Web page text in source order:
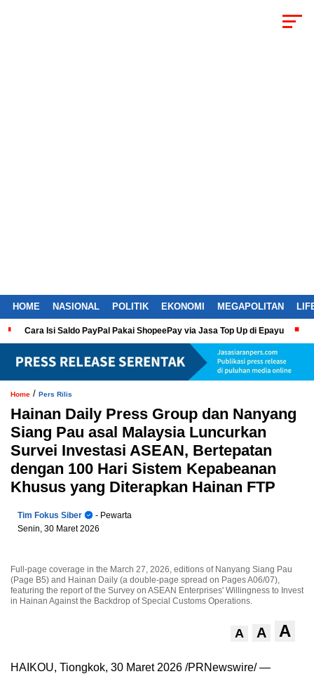
HOME NASIONAL POLITIK EKONOMI MEGAPOLITAN
Cara Isi Saldo PayPal Pakai ShopeePay via Jasa Top Up di Epayu
Home / Pers Rilis
Hainan Daily Press Group dan Nanyang
Siang Pau asal Malaysia Luncurkan
Survei Investasi ASEAN, Bertepatan
dengan 100 Hari Sistem Kepabeanan
Khusus yang Diterapkan Hainan FTP
Tim Fokus Siber
- Pewarta
Senin, 30 Maret 2026
Full-page coverage in the March 27, 2026, editions of Nanyang Siang Pau
(Page B5) and Hainan Daily (a double-page spread on Pages A06/07),
featuring the report of the Survey on ASEAN Enterprises' Willingness to Invest
in Hainan Against the Backdrop of Special Customs Operations.
A A A
HAIKOU, Tiongkok, 30 Maret 2026 /PRNewswire/ —